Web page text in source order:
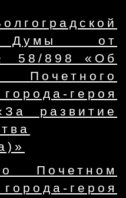
Думы от
58/898 «Об
Почетного
героя
развитие
Почетном
героя